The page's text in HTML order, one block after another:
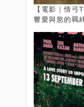
【電影｜情
響愛與慾的羈